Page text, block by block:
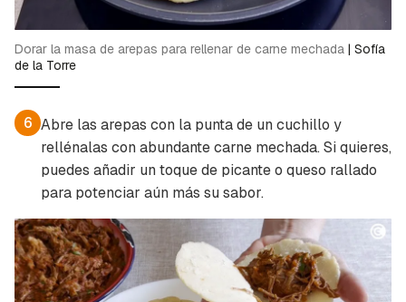
Dorar la masa de arepas para rellenar de carne mechada | Sofía
de la Torre
6 Abre las arepas con la punta de un cuchillo y
rellénalas con abundante carne mechada. Si quieres,
puedes añadir un toque de picante o queso rallado
para potenciar aún más su sabor.